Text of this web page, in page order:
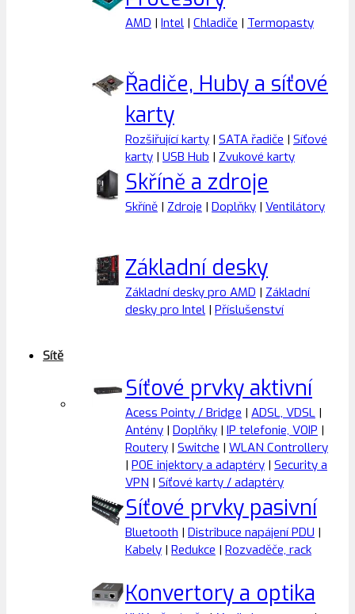
AMD | Intel | Chladiče | Termopasty
Řadiče, Huby a síťové
karty
Rozšiřující karty | SATA řadiče | Síťové
karty | USB Hub | Zvukové karty
Skříně a zdroje
Skříně | Zdroje | Doplňky | Ventilátory
Základní desky
Základní desky pro AMD | Základní
desky pro Intel | Příslušenství
Sítě
Síťové prvky aktivní
Acess Pointy / Bridge | ADSL, VDSL |
Antény | Doplňky | IP telefonie, VOIP |
Routery | Switche | WLAN Controllery
| POE injektory a adaptéry | Security a
VPN | Síťové karty / adaptéry
Síťové prvky pasivní
Bluetooth | Distribuce napájení PDU |
Kabely | Redukce | Rozvaděče, rack
Konvertory a optika